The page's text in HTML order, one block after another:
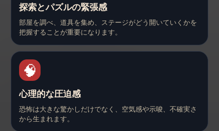
探索とパズルの緊張感
部屋を調べ、道具を集め、ステージがどう開いていくかを
把握することが重要になります。
🧠
心理的な圧迫感
恐怖は大きな驚かしだけでなく、空気感や示唆、不確実さ
から生まれます。